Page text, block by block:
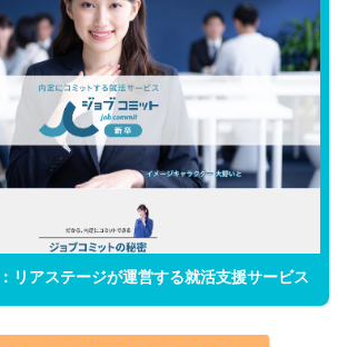
リアステージが運営する就活支援サービス